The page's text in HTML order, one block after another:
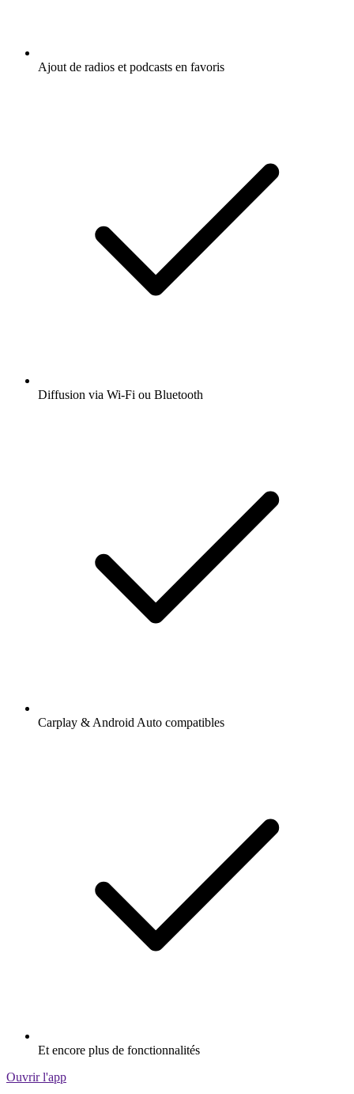
Ajout de radios et podcasts en favoris
Diffusion via Wi-Fi ou Bluetooth
Carplay & Android Auto compatibles
Et encore plus de fonctionnalités
Ouvrir l'app